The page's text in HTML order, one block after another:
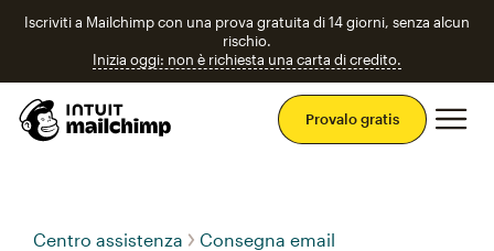
Iscriviti a Mailchimp con una prova gratuita di 14 giorni, senza alcun
rischio.
Inizia oggi: non è richiesta una carta di credito.
Provalo gratis
Centro assistenza Consegna email